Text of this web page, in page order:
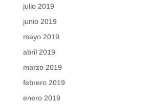
julio 2019
junio 2019
mayo 2019
abril 2019
marzo 2019
febrero 2019
enero 2019